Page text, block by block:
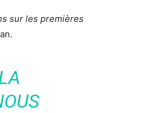
sur les premières